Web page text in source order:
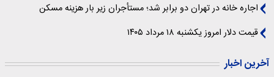
اجاره خانه در تهران دو برابر شد؛ مستأجران زیر بار هزینه مسکن
قیمت دلار امروز یکشنبه ۱۸ مرداد ۱۴۰۵
آخرین اخبار